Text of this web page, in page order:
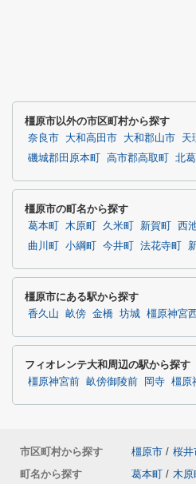
橿原市以外の市区町村から探す
奈良市 大和高田市 大和郡山市 天
磯城郡田原本町
高市郡高取町 北
橿原市の町名から探す
葛本町 木原町 久米町 新賀町 西
曲川町
小綱町 今井町 法花寺町
橿原市にある駅から探す
香久山 畝傍 金橋 坊城 橿原神宮
フィオレンテ大和周辺の駅から探す
橿原神宮前 畝傍御陵前 岡寺 橿原
市区町村から探す 橿原市 / 桜井
町名から探す
葛本町 / 木原